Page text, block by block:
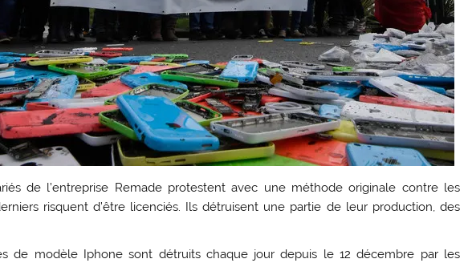
de l’entreprise Remade protestent avec une méthode originale contre les
risquent d’être licenciés. Ils détruisent une partie de leur production, des
de modèle Iphone sont détruits chaque jour depuis le 12 décembre par les